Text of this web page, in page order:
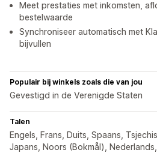
Meet prestaties met inkomsten,
bestelwaarde
Synchroniseer automatisch met
bijvullen
Populair bij winkels zoals die van jou
Gevestigd in de Verenigde Staten
Talen
Engels, Frans, Duits, Spaans,
Japans, Noors (Bokmål),